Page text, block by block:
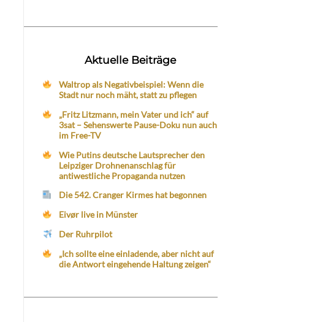
Aktuelle Beiträge
Waltrop als Negativbeispiel: Wenn die
Stadt nur noch mäht, statt zu pflegen
„Fritz Litzmann, mein Vater und ich“ auf
3sat – Sehenswerte Pause-Doku nun auch
im Free-TV
Wie Putins deutsche Lautsprecher den
Leipziger Drohnenanschlag für
antiwestliche Propaganda nutzen
Die 542. Cranger Kirmes hat begonnen
Eivør live in Münster
Der Ruhrpilot
„Ich sollte eine einladende, aber nicht auf
die Antwort eingehende Haltung zeigen“